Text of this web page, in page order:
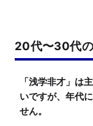
20代〜30代
「浅学非才」は
いですが、年代
せん。